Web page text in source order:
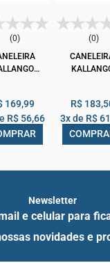
(0)
6KG PAR
169,99
R$ 56,66
(0)
PRETA 7KG
R$
3x de R$
Newsletter
e celular para
novidades e